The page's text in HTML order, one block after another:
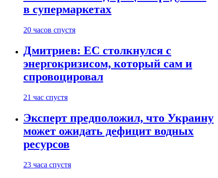
в супермаркетах
20 часов спустя
Дмитриев: ЕС столкнулся с
энергокризисом, который сам и
спровоцировал
21 час спустя
Эксперт предположил, что Украину
может ожидать дефицит водных
ресурсов
23 часа спустя